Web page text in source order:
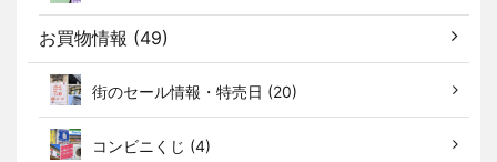
お買物情報 (49)
街のセール情報・特売日 (20)
コンビニくじ (4)